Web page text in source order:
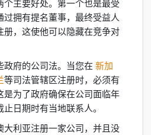
个主要好处。第一个也是最受
过拥有提名董事，最终受益人
册，这使他可以隐藏在竞争对
政府的公司法。当您在 新加
等司法管辖区注册时，必须有
是为了政府确保在公司面临年
止日期时有当地联系人。
大利亚注册一家公司，并且没